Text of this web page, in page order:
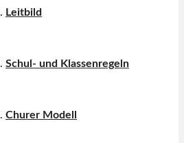
Leitbild
Schul- und Klassenregeln
Churer Modell